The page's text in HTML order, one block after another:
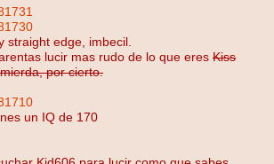
straight edge, imbecil.
lucir mas rudo de lo que eres Kiss
por cierto.
un IQ de 170